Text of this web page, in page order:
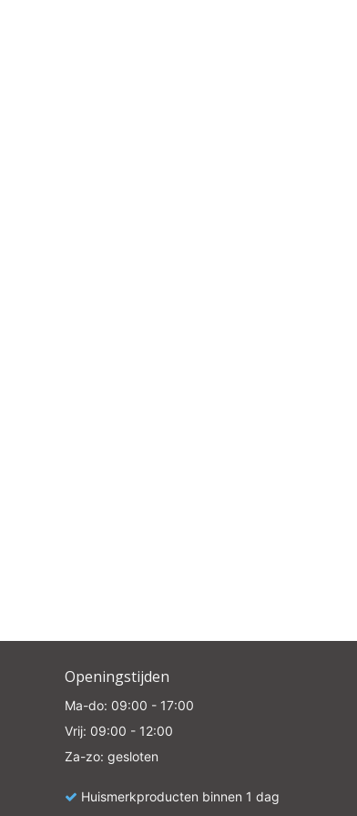
Openingstijden
Ma-do: 09:00 - 17:00
Vrij: 09:00 - 12:00
Za-zo: gesloten
Huismerkproducten binnen 1 dag